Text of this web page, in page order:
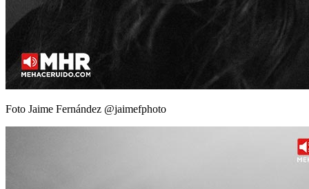
Foto Jaime Fernández @jaimefphoto